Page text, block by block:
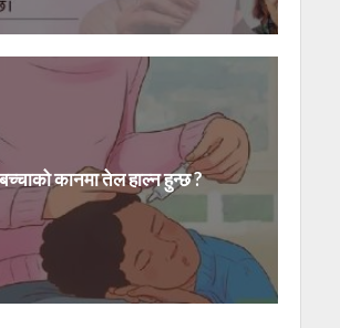
कानमा तेल हाल्न हुन्छ ?